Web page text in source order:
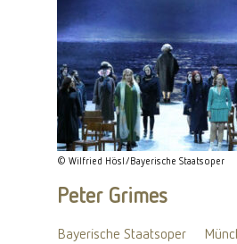
© Wilfried Hösl/Bayerische Staatsoper
Peter Grimes
Bayerische Staatsoper